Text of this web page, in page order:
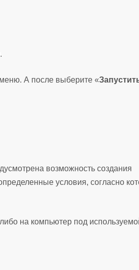
А после выберите «
возможность создания
условия, согласно
на компьютер под